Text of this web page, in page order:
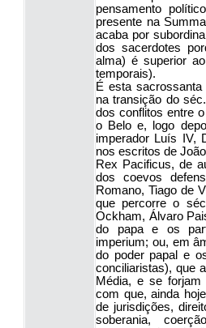
pensamento
presente na
acaba por
dos sacerdotes
alma) é superior
temporais).
É esta
na transição do
dos conflitos entre
o Belo e, logo
imperador Luís IV,
nos escritos de
Rex Pacificus, de
dos coevos
Romano, Tiago de
que percorre o
Ockham, Álvaro
do papa e os
imperium; ou, em
do poder papal e
conciliaristas), que
Média, e se
com que, ainda
de jurisdições,
soberania,